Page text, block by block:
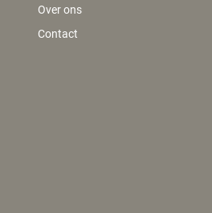
Over ons
Contact